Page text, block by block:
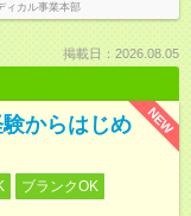
カル事業本部
掲載日：2026.08.05
NEW
からはじめ
ブランクOK